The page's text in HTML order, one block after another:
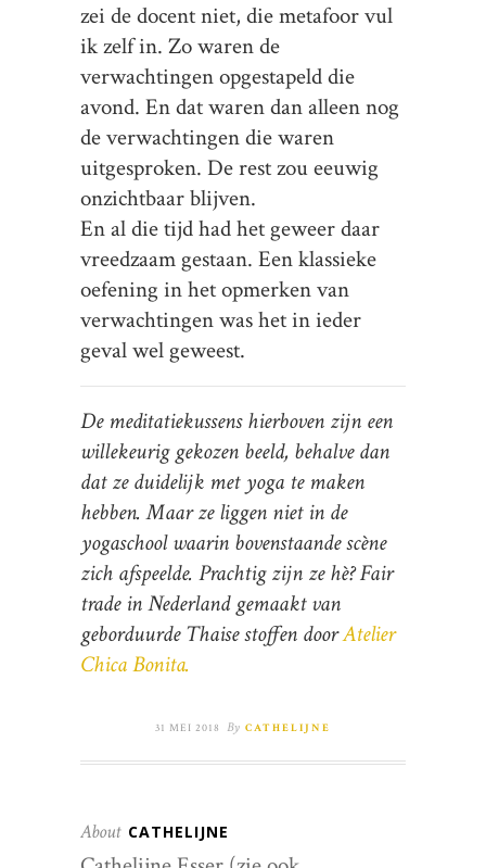
zei de docent niet, die metafoor vul
ik zelf in. Zo waren de
verwachtingen opgestapeld die
avond. En dat waren dan alleen nog
de verwachtingen die waren
uitgesproken. De rest zou eeuwig
onzichtbaar blijven.
En al die tijd had het geweer daar
vreedzaam gestaan. Een klassieke
oefening in het opmerken van
verwachtingen was het in ieder
geval wel geweest.
De meditatiekussens hierboven zijn een
willekeurig gekozen beeld, behalve dan
dat ze duidelijk met yoga te maken
hebben. Maar ze liggen niet in de
yogaschool waarin bovenstaande scène
zich afspeelde. Prachtig zijn ze hè? Fair
trade in Nederland gemaakt van
geborduurde Thaise stoffen doorAtelier
Chica Bonita.
31 MEI 2018 By CATHELIJNE
About CATHELIJNE